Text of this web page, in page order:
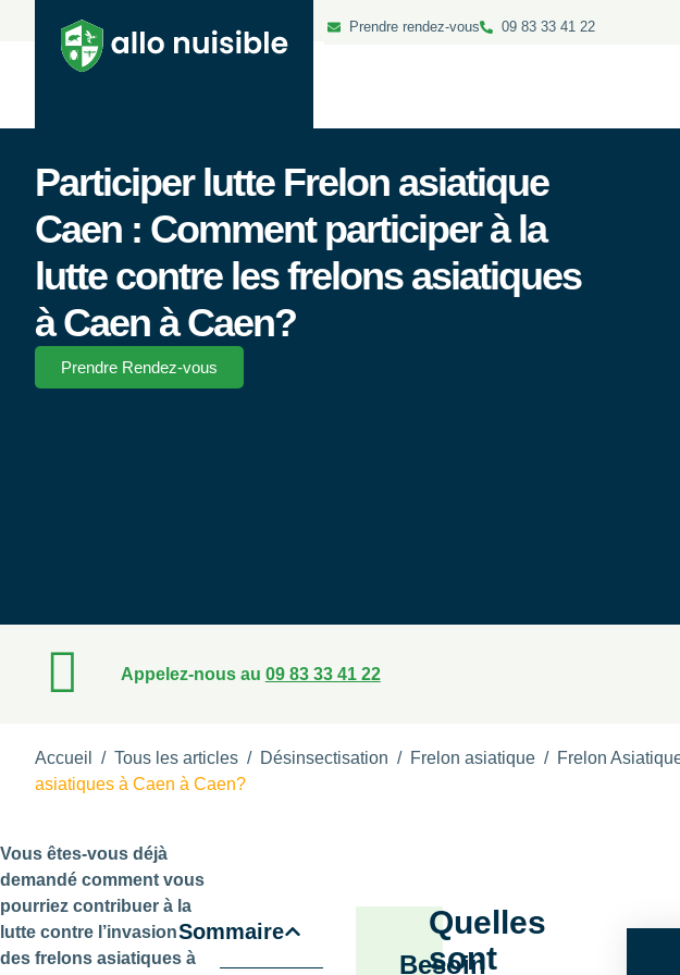
Prendre rendez-vous 09 83 33 41 22
Participer lutte Frelon asiatique
Caen : Comment participer à la
lutte contre les frelons asiatiques
à Caen à Caen?
Prendre Rendez-vous
Appelez-nous au 09 83 33 41 22
Accueil / Tous les articles / Désinsectisation / Frelon asiatique / Frelon
asiatiques à Caen à Caen?
Vous êtes-vous déjà
demandé comment vous
pourriez contribuer à la
lutte contre l’invasion
des frelons asiatiques à
Sommaire
Besoin
Quelles
sont